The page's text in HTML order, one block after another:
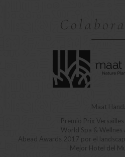
Maat
Premio Prix
World Spa &
Abead Awards 2017 por el
Mejor Hotel del